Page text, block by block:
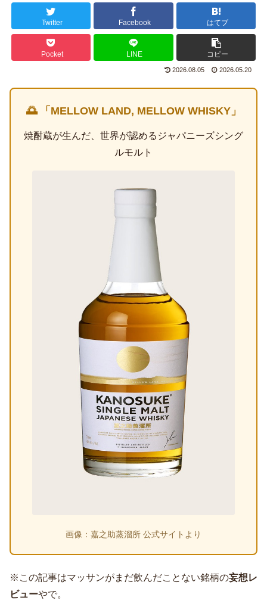
Twitter Facebook はてブ
Pocket LINE コピー
2026.08.05 2026.05.20
🌅 「MELLOW LAND, MELLOW WHISKY」
焼酎蔵が生んだ、世界が認めるジャパニーズシング
ルモルト
画像：嘉之助蒸溜所 公式サイトより
※この記事はマッサンがまだ飲んだことない銘柄の妄想レ
ビューやで。